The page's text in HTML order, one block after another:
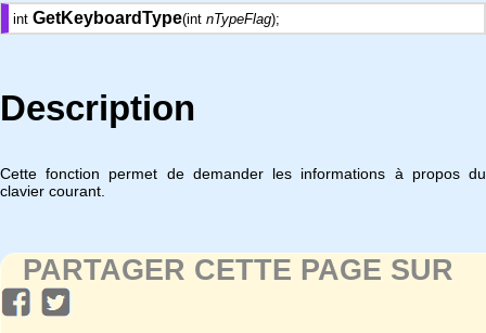
int GetKeyboardType(int nTypeFlag);
Description
Cette fonction permet de demander les informations à propos du
clavier courant.
PARTAGER CETTE PAGE SUR